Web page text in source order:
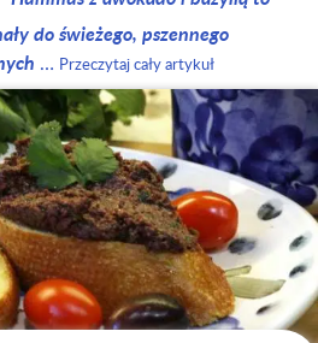
do świeżego, pszennego
… Przeczytaj cały artykuł